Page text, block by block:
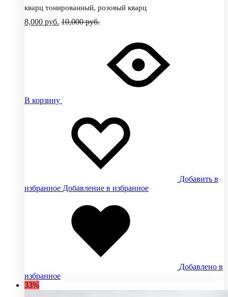
кварц тонированный, розовый кварц
8,000 руб. 10,000руб.
В корзину
Добавить в
избранное Добавление в избранное
Добавлено в
избранное
33%